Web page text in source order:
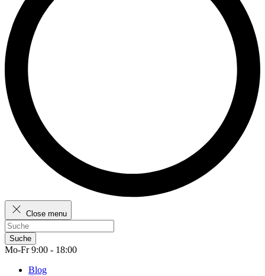
Close menu
Suche
Mo-Fr 9:00 - 18:00
Blog